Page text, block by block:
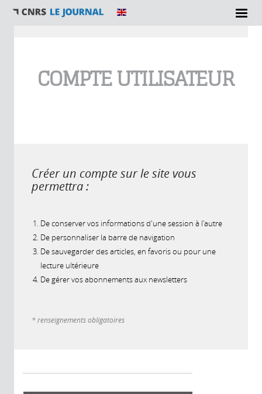
COMPTE UTILISATEUR
Créer un compte sur le site vous
permettra :
De conserver vos informations d'une session à l'autre
De personnaliser la barre de navigation
De sauvegarder des articles, en favoris ou pour une
lecture ultérieure
De gérer vos abonnements aux newsletters
* renseignements obligatoires